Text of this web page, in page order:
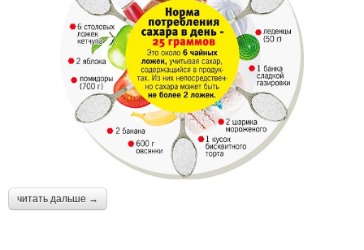
читать дальше →